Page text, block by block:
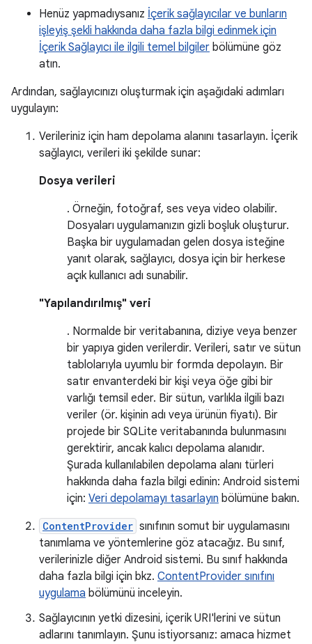
Henüz yapmadıysanız İçerik sağlayıcılar ve bunların
işleyiş şekli hakkında daha fazla bilgi edinmek için
İçerik Sağlayıcı ile ilgili temel bilgiler bölümüne göz
atın.
Ardından, sağlayıcınızı oluşturmak için aşağıdaki adımları
uygulayın:
Verileriniz için ham depolama alanını tasarlayın. İçerik
sağlayıcı, verileri iki şekilde sunar:
Dosya verileri
. Örneğin, fotoğraf, ses veya video olabilir.
Dosyaları uygulamanızın gizli boşluk oluşturur.
Başka bir uygulamadan gelen dosya isteğine
yanıt olarak, sağlayıcı, dosya için bir herkese
açık kullanıcı adı sunabilir.
"Yapılandırılmış" veri
. Normalde bir veritabanına, diziye veya benzer
bir yapıya giden verilerdir. Verileri, satır ve sütun
tablolarıyla uyumlu bir formda depolayın. Bir
satır envanterdeki bir kişi veya öğe gibi bir
varlığı temsil eder. Bir sütun, varlıkla ilgili bazı
veriler (ör. kişinin adı veya ürünün fiyatı). Bir
projede bir SQLite veritabanında bulunmasını
gerektirir, ancak kalıcı depolama alanıdır.
Şurada kullanılabilen depolama alanı türleri
hakkında daha fazla bilgi edinin: Android sistemi
için: Veri depolamayı tasarlayın bölümüne bakın.
ContentProvider sınıfının somut bir uygulamasını
tanımlama ve yöntemlerine göz atacağız. Bu sınıf,
verilerinizle diğer Android sistemi. Bu sınıf hakkında
daha fazla bilgi için bkz. ContentProvider sınıfını
uygulama bölümünü inceleyin.
Sağlayıcının yetki dizesini, içerik URI'lerini ve sütun
adlarını tanımlayın. Şunu istiyorsanız: amaca hizmet